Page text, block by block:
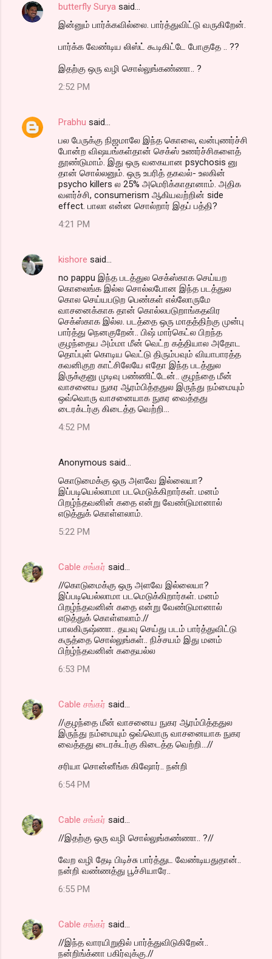
butterfly Surya said…
இன்னும் பார்க்கவில்லை. பார்த்துவிட்டு வருகிறேன்.
பார்க்க வேண்டிய லிஸ்ட் கூடிகிட்டே போகுதே .. ??
இதற்கு ஒரு வழி சொல்லுங்கண்ணா.. ?
2:52 PM
Prabhu said…
பல பேருக்கு நிஜமாலே இந்த கொலை, வன்புணர்ச்சி
போன்ற விஷயங்கள்தான் செக்ஸ் உணர்ச்சிகளைத்
தூண்டுமாம். இது ஒரு வகையான psychosis னு
தான் சொல்லனும். ஒரு உபரித் தகவல்- உலகின்
psycho killers ல 25% அமெரிக்காதானாம். அதிக
வளர்ச்சி, consumerism ஆகியவற்றின் side
effect. பாலா என்ன சொல்றார் இதப் பத்தி?
4:21 PM
kishore said…
no pappu இந்த படத்துல செக்ஸ்காக செய்யற
கொலைங்க இல்ல சொல்லபோன இந்த படத்துல
கொல செய்யபடுற பெண்கள் எல்லோருமே
வாசனைக்காக தான் கொல்லபடுறாங்கதவிர
செக்ஸ்காக இல்ல. படத்தை ஒரு மாதத்திற்கு முன்பு
பார்த்து நெனகுறேன்.. பிஷ் மார்கெட்ல பிறந்த
குழந்தைய அம்மா மீன் வெட்ற கத்தியால அதோட
தொப்புள் கொடிய வெட்டு திரும்பவும் வியாபாரத்த
கவனிகுற காட்சிலேயே எதோ இந்த படத்துல
இருக்குனு முடிவு பண்ணிட்டேன்.. குழந்தை மீன்
வாசனைய நுகர ஆரம்பித்ததுல இருந்து நம்மையும்
ஒவ்வொரு வாசனையாக நுகர வைத்தது
டைரக்டர்கு கிடைத்த வெற்றி...
4:52 PM
Anonymous said…
கொடுமைக்கு ஒரு அளவே இல்லையா?
இப்படியெல்லாமா படமெடுக்கிறார்கள். மனம்
பிறழ்ந்தவனின் கதை என்று வேண்டுமானால்
எடுத்துக் கொள்ளலாம்.
5:22 PM
Cable சங்கர் said…
//கொடுமைக்கு ஒரு அளவே இல்லையா?
இப்படியெல்லாமா படமெடுக்கிறார்கள். மனம்
பிறழ்ந்தவனின் கதை என்று வேண்டுமானால்
எடுத்துக் கொள்ளலாம்.//
பாலகிருஷ்ணா.. தயவு செய்து படம் பார்த்துவிட்டு
கருத்தை சொல்லுங்கள்.. நிச்சயம் இது மனம்
பிற்ழ்ந்தவனின் கதையல்ல
6:53 PM
Cable சங்கர் said…
//குழந்தை மீன் வாசனைய நுகர ஆரம்பித்ததுல
இருந்து நம்மையும் ஒவ்வொரு வாசனையாக நுகர
வைத்தது டைரக்டர்கு கிடைத்த வெற்றி...//
சரியா சொன்னீங்க கிஷோர்.. நன்றி
6:54 PM
Cable சங்கர் said…
//இதற்கு ஒரு வழி சொல்லுங்கண்ணா.. ?//
வேற வழி தேடி பிடிச்சு பார்த்துட வேண்டியதுதான்..
நன்றி வண்ணத்து பூச்சியாரே..
6:55 PM
Cable சங்கர் said…
//இந்த வாரயிறுதில் பார்த்துவிடுகிறேன்..
நன்றிங்க்னா பகிர்வுக்கு.//